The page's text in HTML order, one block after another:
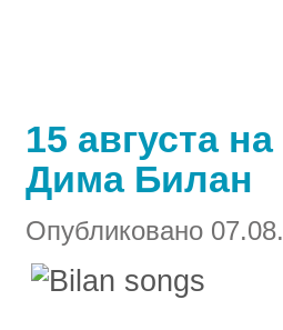
15 августа
Дима Билан
Опубликовано